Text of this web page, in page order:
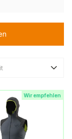
Wir empfehlen